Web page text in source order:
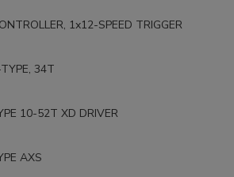
1x12-SPEED TRIGGER
34T
10-52T XD DRIVER
AXS